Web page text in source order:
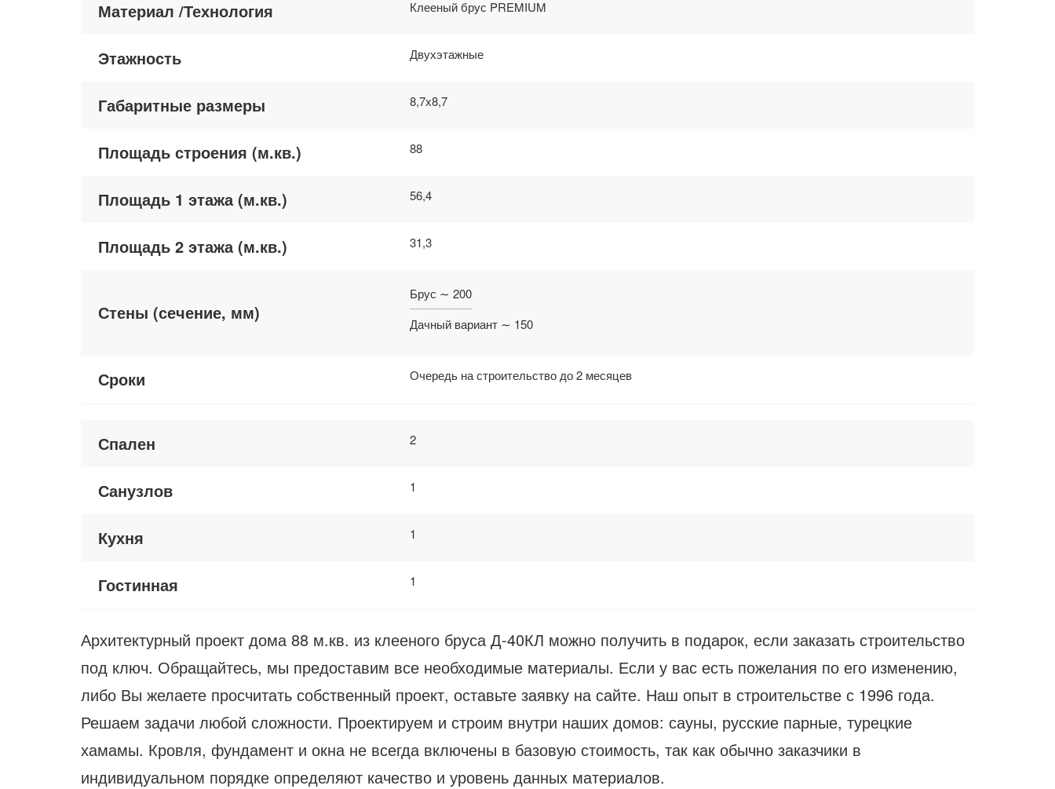
Материал /Технология Клееный брус PREMIUM
Этажность Двухэтажные
Габаритные размеры 8,7х8,7
Площадь строения (м.кв.) 88
Площадь 1 этажа (м.кв.) 56,4
Площадь 2 этажа (м.кв.) 31,3
Стены (сечение, мм)
Брус ∼ 200
Дачный вариант ∼ 150
Сроки Очередь на строительство до 2 месяцев
Спален 2
Санузлов 1
Кухня 1
Гостинная 1
Архитектурный проект дома 88 м.кв. из клееного бруса Д-40КЛ можно получить в подарок, если заказать строительство
под ключ. Обращайтесь, мы предоставим все необходимые материалы. Если у вас есть пожелания по его изменению,
либо Вы желаете просчитать собственный проект, оставьте заявку на сайте. Наш опыт в строительстве с 1996 года.
Решаем задачи любой сложности. Проектируем и строим внутри наших домов: сауны, русские парные, турецкие
хамамы. Кровля, фундамент и окна не всегда включены в базовую стоимость, так как обычно заказчики в
индивидуальном порядке определяют качество и уровень данных материалов.